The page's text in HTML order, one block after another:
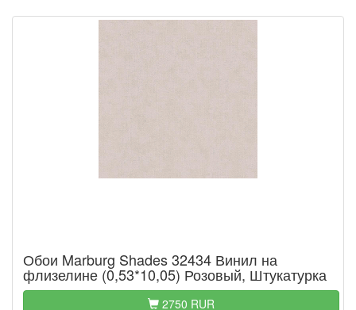
Обои Marburg Shades 32434 Винил на
флизелине (0,53*10,05) Розовый, Штукатурка
2750 RUR